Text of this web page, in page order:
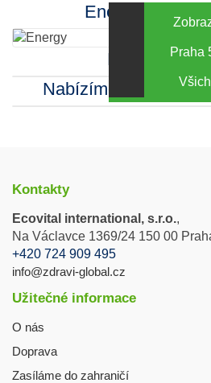
Energy za
KamennáPraha
Nabízíme sortiment
Kontakty
Ecovital international, s.r.o.,
Na Václavce 1369/24 150 00
+420 724 909 495
info@zdravi-global.cz
Užitečné informace
O nás
Doprava
Zasíláme do zahraničí